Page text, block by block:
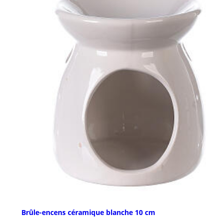
Brûle-encens céramique blanche 10 cm